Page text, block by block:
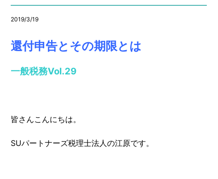
2019/3/19
還付申告とその期限とは
一般税務Vol.29
皆さんこんにちは。
SUパートナーズ税理士法人の江原です。